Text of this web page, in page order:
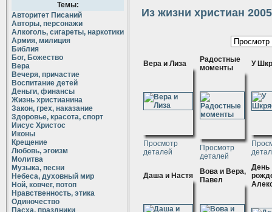
Темы:
Авторитет Писаний
Авторы, персонажи
Алкоголь, сигареты, наркотики
Армия, милиция
Библия
Бог, Божество
Вера
Вечеря, причастие
Воспитание детей
Деньги, финансы
Жизнь христианина
Закон, грех, наказание
Здоровье, красота, спорт
Иисус Христос
Иконы
Крещение
Любовь, эгоизм
Молитва
Музыка, песни
Небеса, духовный мир
Ной, ковчег, потоп
Нравственность, этика
Одиночество
Пасха, праздники
Из жизни христиан 2005
Вера и Лиза
Просмотр
деталей
Радостные
моменты
Просмотр
деталей
У
Даша и Настя
Вова и Вера,
Павел
День